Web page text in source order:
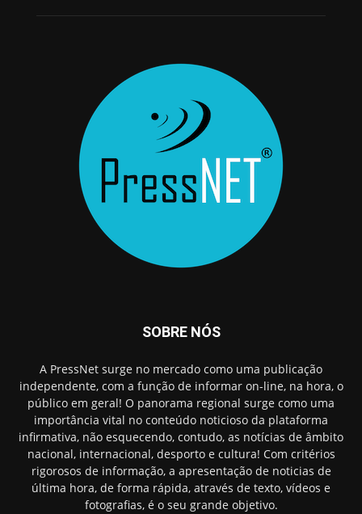
SOBRE NÓS
A PressNet surge no mercado como uma publicação
independente, com a função de informar on-line, na hora, o
público em geral! O panorama regional surge como uma
importância vital no conteúdo noticioso da plataforma
infirmativa, não esquecendo, contudo, as notícias de âmbito
nacional, internacional, desporto e cultura! Com critérios
rigorosos de informação, a apresentação de noticias de
última hora, de forma rápida, através de texto, vídeos e
fotografias, é o seu grande objetivo.